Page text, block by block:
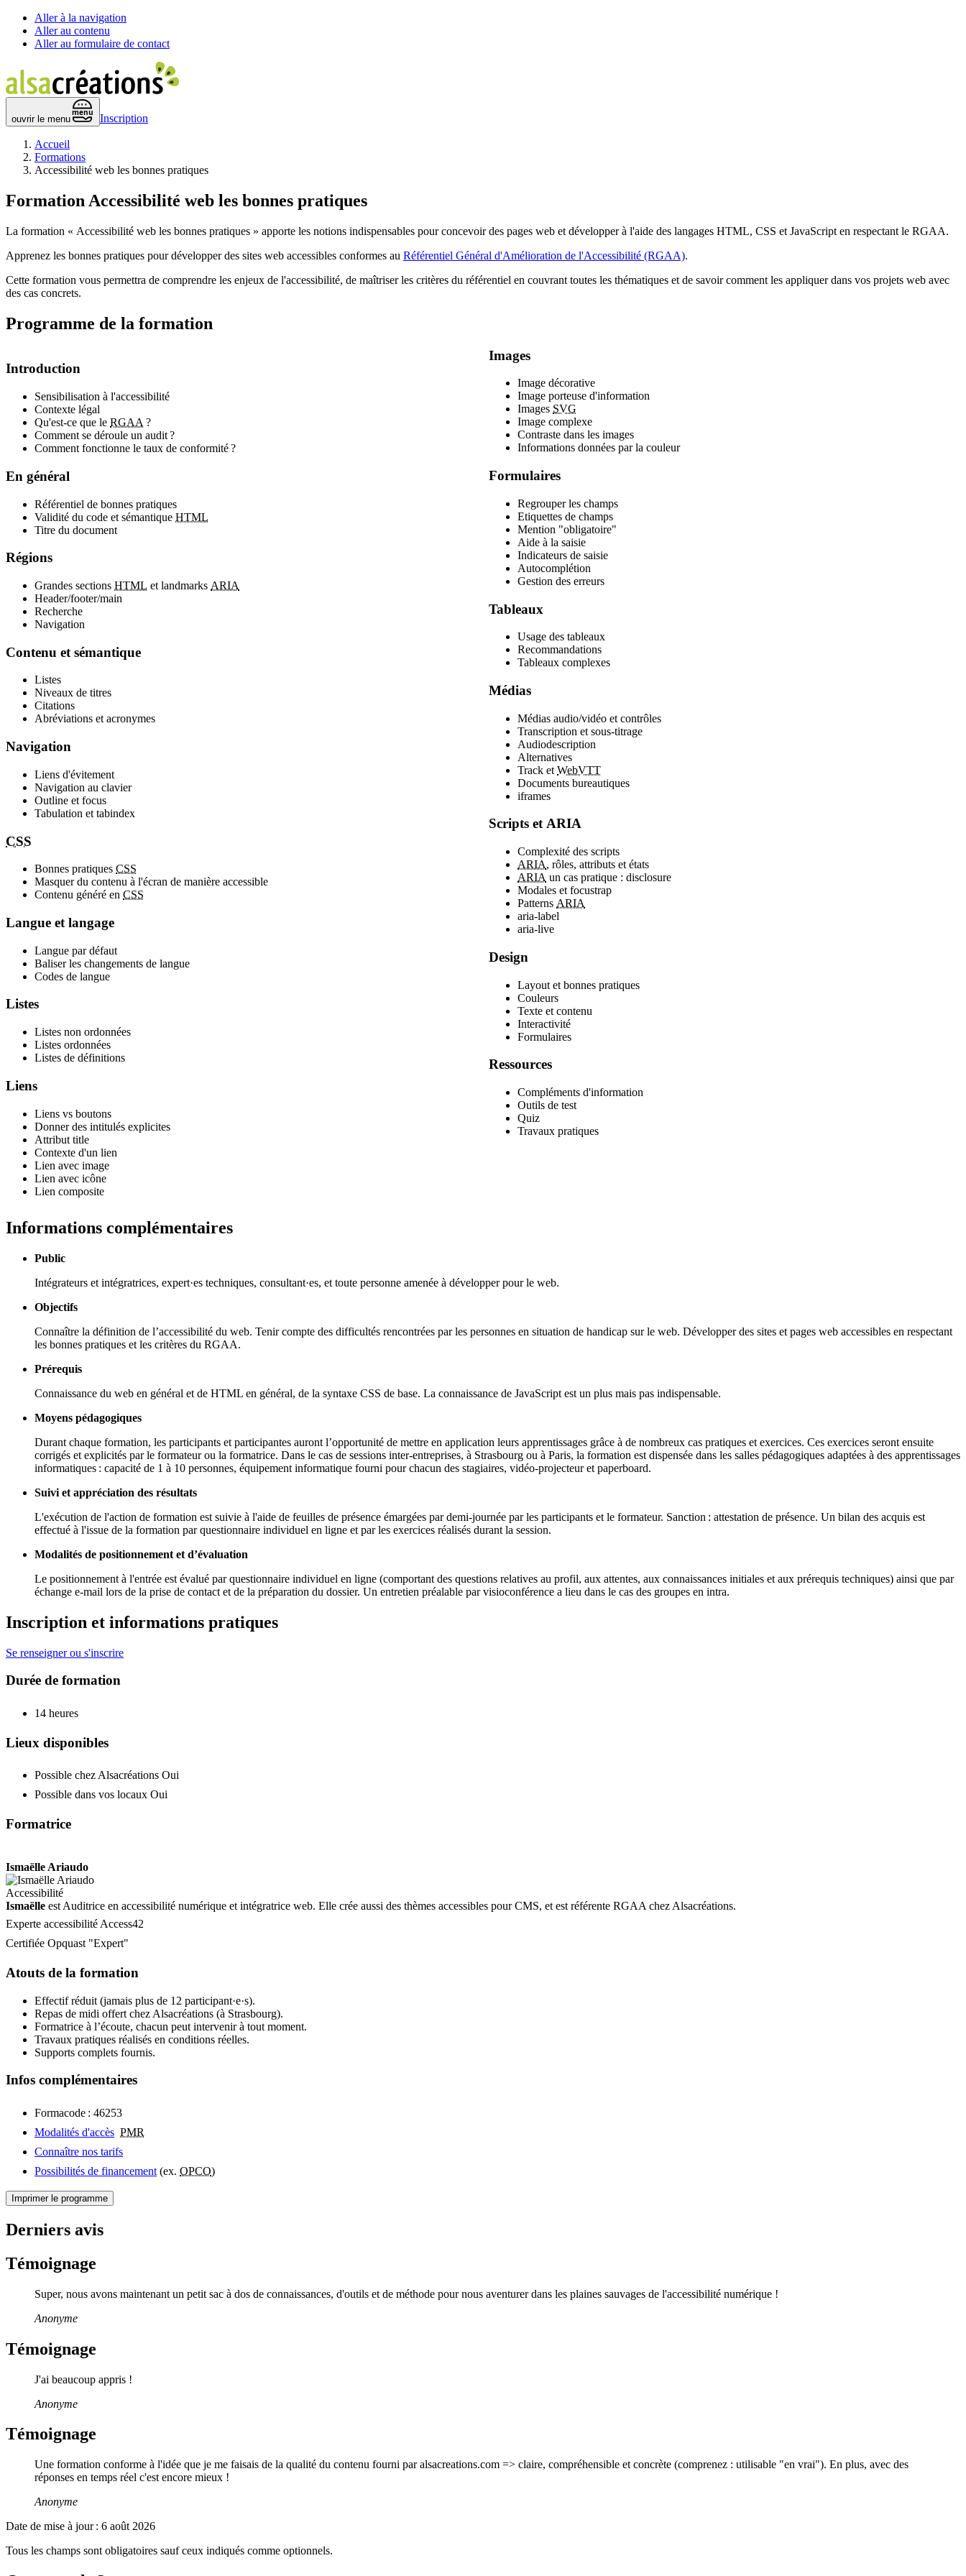
Aller à la navigation
Aller au contenu
Aller au formulaire de contact
ouvrir le menu
menu
Inscription
Accueil
Formations
Accessibilité web les bonnes pratiques
Formation Accessibilité web les bonnes pratiques
La formation « Accessibilité web les bonnes pratiques » apporte les notions indispensables pour concevoir des pages web et développer à l'aide des langages HTML, CSS et JavaScript en respectant le RGAA.
Apprenez les bonnes pratiques pour développer des sites web accessibles conformes au Référentiel Général d'Amélioration de l'Accessibilité (RGAA).
Cette formation vous permettra de comprendre les enjeux de l'accessibilité, de maîtriser les critères du référentiel en couvrant toutes les thématiques et de savoir comment les appliquer dans vos projets web avec
des cas concrets.
Programme de la formation
Introduction
Sensibilisation à l'accessibilité
Contexte légal
Qu'est-ce que le RGAA ?
Comment se déroule un audit ?
Comment fonctionne le taux de conformité ?
En général
Référentiel de bonnes pratiques
Validité du code et sémantique HTML
Titre du document
Régions
Grandes sections HTML et landmarks ARIA
Header/footer/main
Recherche
Navigation
Contenu et sémantique
Listes
Niveaux de titres
Citations
Abréviations et acronymes
Navigation
Liens d'évitement
Navigation au clavier
Outline et focus
Tabulation et tabindex
CSS
Bonnes pratiques CSS
Masquer du contenu à l'écran de manière accessible
Contenu généré en CSS
Langue et langage
Langue par défaut
Baliser les changements de langue
Codes de langue
Listes
Listes non ordonnées
Listes ordonnées
Listes de définitions
Liens
Liens vs boutons
Donner des intitulés explicites
Attribut title
Contexte d'un lien
Lien avec image
Lien avec icône
Lien composite
Images
Image décorative
Image porteuse d'information
Images SVG
Image complexe
Contraste dans les images
Informations données par la couleur
Formulaires
Regrouper les champs
Etiquettes de champs
Mention "obligatoire"
Aide à la saisie
Indicateurs de saisie
Autocomplétion
Gestion des erreurs
Tableaux
Usage des tableaux
Recommandations
Tableaux complexes
Médias
Médias audio/vidéo et contrôles
Transcription et sous-titrage
Audiodescription
Alternatives
Track et WebVTT
Documents bureautiques
iframes
Scripts et ARIA
Complexité des scripts
ARIA, rôles, attributs et états
ARIA un cas pratique : disclosure
Modales et focustrap
Patterns ARIA
aria-label
aria-live
Design
Layout et bonnes pratiques
Couleurs
Texte et contenu
Interactivité
Formulaires
Ressources
Compléments d'information
Outils de test
Quiz
Travaux pratiques
Informations complémentaires
Public
Intégrateurs et intégratrices, expert·es techniques, consultant·es, et toute personne amenée à développer pour le web.
Objectifs
Connaître la définition de l’accessibilité du web. Tenir compte des difficultés rencontrées par les personnes en situation de handicap sur le web. Développer des sites et pages web accessibles en respectant
les bonnes pratiques et les critères du RGAA.
Prérequis
Connaissance du web en général et de HTML en général, de la syntaxe CSS de base. La connaissance de JavaScript est un plus mais pas indispensable.
Moyens pédagogiques
Durant chaque formation, les participants et participantes auront l’opportunité de mettre en application leurs apprentissages grâce à de nombreux cas pratiques et exercices. Ces exercices seront ensuite
corrigés et explicités par le formateur ou la formatrice. Dans le cas de sessions inter-entreprises, à Strasbourg ou à Paris, la formation est dispensée dans les salles pédagogiques adaptées à des apprentissages
informatiques : capacité de 1 à 10 personnes, équipement informatique fourni pour chacun des stagiaires, vidéo-projecteur et paperboard.
Suivi et appréciation des résultats
L'exécution de l'action de formation est suivie à l'aide de feuilles de présence émargées par demi-journée par les participants et le formateur. Sanction : attestation de présence. Un bilan des acquis est
effectué à l'issue de la formation par questionnaire individuel en ligne et par les exercices réalisés durant la session.
Modalités de positionnement et d’évaluation
Le positionnement à l'entrée est évalué par questionnaire individuel en ligne (comportant des questions relatives au profil, aux attentes, aux connaissances initiales et aux prérequis techniques) ainsi que par
échange e-mail lors de la prise de contact et de la préparation du dossier. Un entretien préalable par visioconférence a lieu dans le cas des groupes en intra.
Inscription et informations pratiques
Se renseigner ou s'inscrire
Durée de formation
14 heures
Lieux disponibles
Possible chez Alsacréations Oui
Possible dans vos locaux Oui
Formatrice
Ismaëlle Ariaudo
Accessibilité
Ismaëlle est Auditrice en accessibilité numérique et intégratrice web. Elle crée aussi des thèmes accessibles pour CMS, et est référente RGAA chez Alsacréations.
Experte accessibilité Access42
Certifiée Opquast "Expert"
Atouts de la formation
Effectif réduit (jamais plus de 12 participant·e·s).
Repas de midi offert chez Alsacréations (à Strasbourg).
Formatrice à l’écoute, chacun peut intervenir à tout moment.
Travaux pratiques réalisés en conditions réelles.
Supports complets fournis.
Infos complémentaires
Formacode : 46253
Modalités d'accès PMR
Connaître nos tarifs
Possibilités de financement (ex. OPCO)
Imprimer le programme
Derniers avis
Témoignage
Super, nous avons maintenant un petit sac à dos de connaissances, d'outils et de méthode pour nous aventurer dans les plaines sauvages de l'accessibilité numérique !
Anonyme
Témoignage
J'ai beaucoup appris !
Anonyme
Témoignage
Une formation conforme à l'idée que je me faisais de la qualité du contenu fourni par alsacreations.com => claire, compréhensible et concrète (comprenez : utilisable "en vrai"). En plus, avec des
réponses en temps réel c'est encore mieux !
Anonyme
Date de mise à jour : 6 août 2026
Tous les champs sont obligatoires sauf ceux indiqués comme optionnels.